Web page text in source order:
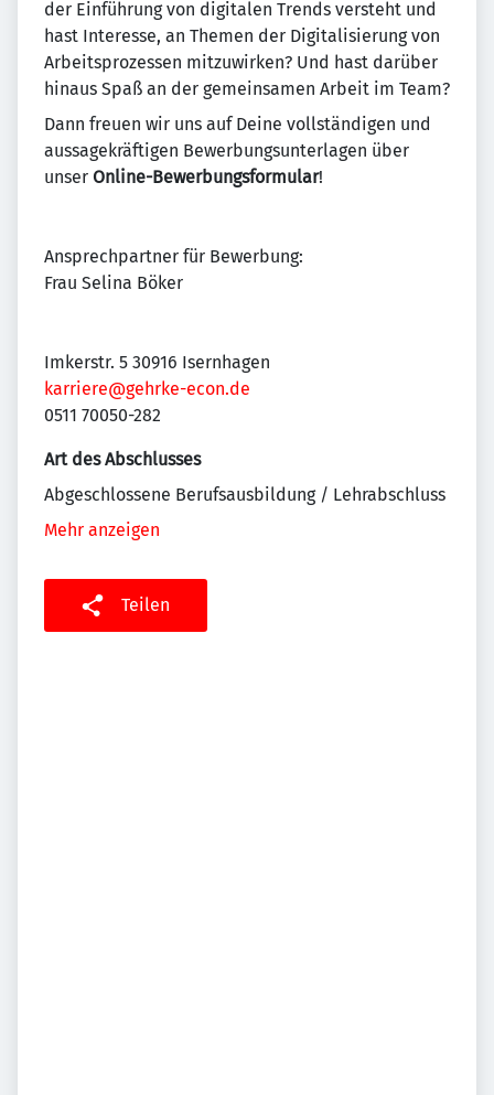
der Einführung von digitalen Trends versteht und
hast Interesse, an Themen der Digitalisierung von
Arbeitsprozessen mitzuwirken? Und hast darüber
hinaus Spaß an der gemeinsamen Arbeit im Team?
Dann freuen wir uns auf Deine vollständigen und
aussagekräftigen Bewerbungsunterlagen über
unser Online-Bewerbungsformular!
Ansprechpartner für Bewerbung:
Frau Selina Böker
Imkerstr. 5 30916 Isernhagen
karriere@gehrke-econ.de
0511 70050-282
Art des Abschlusses
Abgeschlossene Berufsausbildung / Lehrabschluss
Mehr anzeigen
Teilen